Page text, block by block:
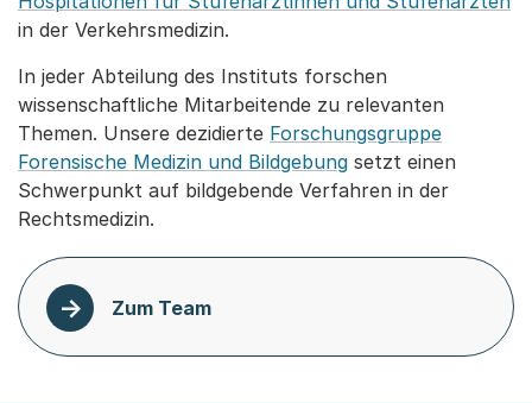
in der Verkehrsmedizin.
In jeder Abteilung des Instituts forschen
wissenschaftliche Mitarbeitende zu relevanten
Themen. Unsere dezidierte Forschungsgruppe
Forensische Medizin und Bildgebung setzt einen
Schwerpunkt auf bildgebende Verfahren in der
Rechtsmedizin.
Zum Team